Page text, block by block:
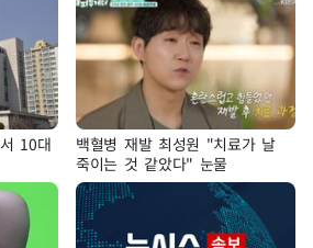
10대
백혈병 재발 최성원 "치료가 날
죽이는 것 같았다" 눈물